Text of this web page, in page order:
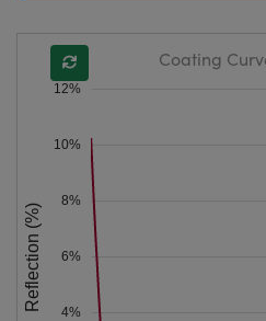
4%
6%
8%
10%
12%
Reflection (%)
Coating